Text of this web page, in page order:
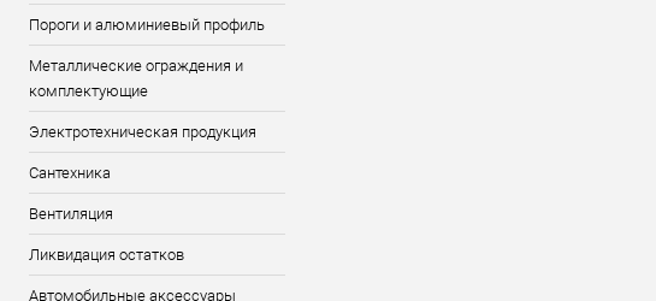
Пороги и алюминиевый профиль
Металлические ограждения и
комплектующие
Электротехническая продукция
Сантехника
Вентиляция
Ликвидация остатков
Автомобильные аксессуары